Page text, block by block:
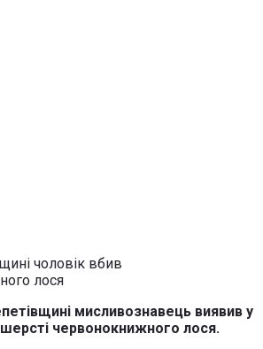
мисливознавець виявив у
шерсті червонокнижного лося.